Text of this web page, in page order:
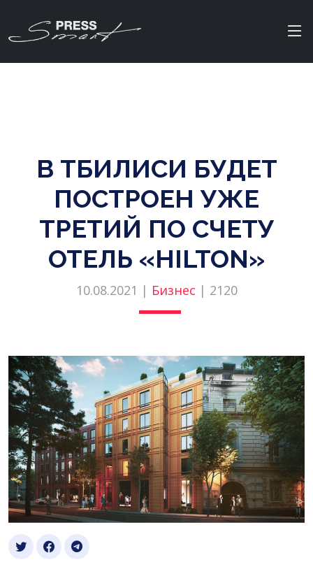
В ТБИЛИСИ БУДЕТ
ПОСТРОЕН УЖЕ
ТРЕТИЙ ПО СЧЕТУ
ОТЕЛЬ «HILTON»
10.08.2021 | Бизнес | 2120